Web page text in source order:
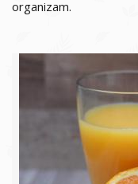
organizam.